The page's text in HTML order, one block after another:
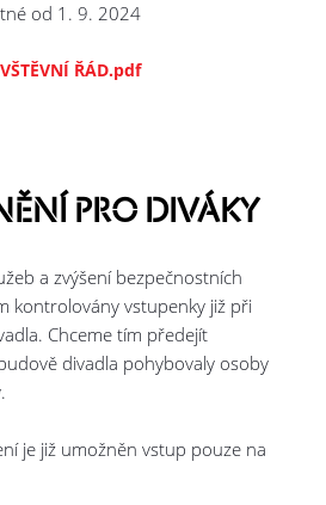
od 1. 9. 2024
ŘÁD.pdf
PRO DIVÁKY
a zvýšení bezpečnostních
kontrolovány vstupenky již při
Chceme tím předejít
divadla pohybovaly osoby
je již umožněn vstup pouze na